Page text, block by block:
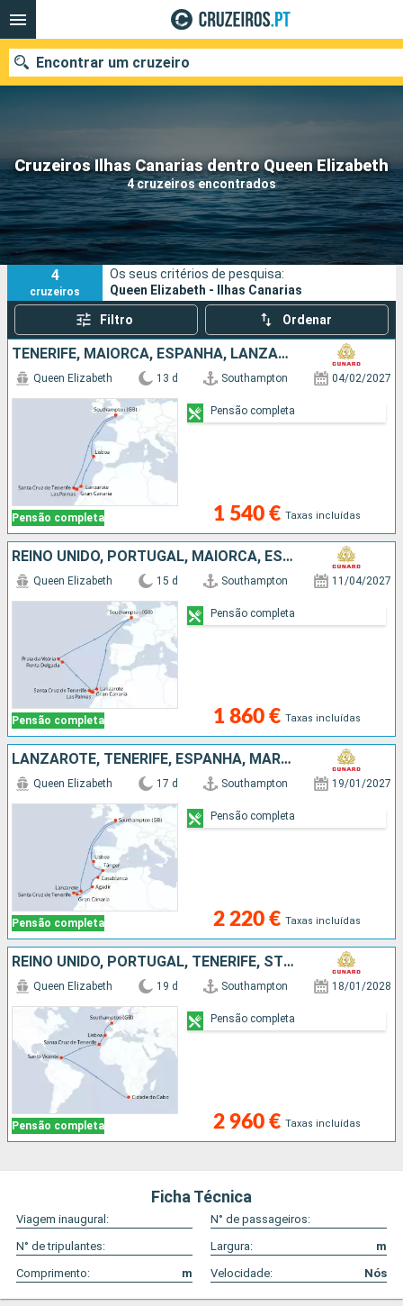
Cruzeiros Ilhas Canarias dentro Queen Elizabeth
4 cruzeiros encontrados
Encontrar um cruzeiro
Quando ir?
Data de partida
Portos Companhias
Pesquisar
4
cruzeiros
Os seus critérios de pesquisa:
Queen Elizabeth - Ilhas Canarias
Filtro Ordenar
TENERIFE, MAIORCA, ESPANHA, LANZAROTE, PORTUGAL, REINO UNIDO
Pensão completa
Queen Elizabeth 13 d Southampton 04/02/2027
1 540 € Taxas incluídas
Pensão completa
REINO UNIDO, PORTUGAL, MAIORCA, ESPANHA, TENERIFE, LANZAROTE
Pensão completa
Queen Elizabeth 15 d Southampton 11/04/2027
1 860 € Taxas incluídas
Pensão completa
LANZAROTE, TENERIFE, ESPANHA, MARROCOS, PORTUGAL, REINO UNIDO
Pensão completa
Queen Elizabeth 17 d Southampton 19/01/2027
2 220 € Taxas incluídas
Pensão completa
REINO UNIDO, PORTUGAL, TENERIFE, ST VINCENT E GRENADINES, AFRICA DO SUL
Pensão completa
Queen Elizabeth 19 d Southampton 18/01/2028
2 960 € Taxas incluídas
Pensão completa
Ficha Técnica
Viagem inaugural:
N° de passageiros:
N° de tripulantes:
Largura:
m
Comprimento:
m Velocidade: Nós